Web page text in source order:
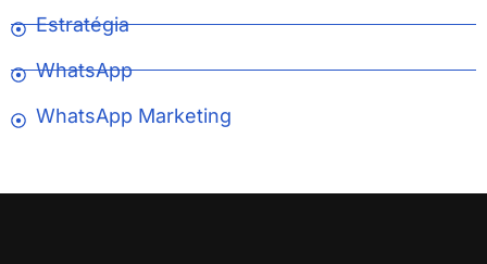
Estratégia
WhatsApp
WhatsApp Marketing